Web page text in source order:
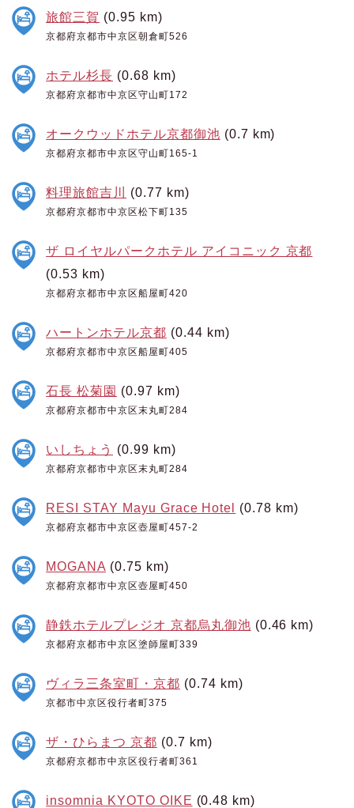
旅館三賀 (0.95 km)
京都府京都市中京区朝倉町526
ホテル杉長 (0.68 km)
京都府京都市中京区守山町172
オークウッドホテル京都御池 (0.7 km)
京都府京都市中京区守山町165-1
料理旅館吉川 (0.77 km)
京都府京都市中京区松下町135
ザ ロイヤルパークホテル アイコニック 京都
(0.53 km)
京都府京都市中京区船屋町420
ハートンホテル京都 (0.44 km)
京都府京都市中京区船屋町405
石長 松菊園 (0.97 km)
京都府京都市中京区末丸町284
いしちょう (0.99 km)
京都府京都市中京区末丸町284
RESI STAY Mayu Grace Hotel (0.78 km)
京都府京都市中京区壺屋町457-2
MOGANA (0.75 km)
京都府京都市中京区壺屋町450
静鉄ホテルプレジオ 京都烏丸御池 (0.46 km)
京都府京都市中京区塗師屋町339
ヴィラ三条室町・京都 (0.74 km)
京都市中京区役行者町375
ザ・ひらまつ 京都 (0.7 km)
京都府京都市中京区役行者町361
insomnia KYOTO OIKE (0.48 km)